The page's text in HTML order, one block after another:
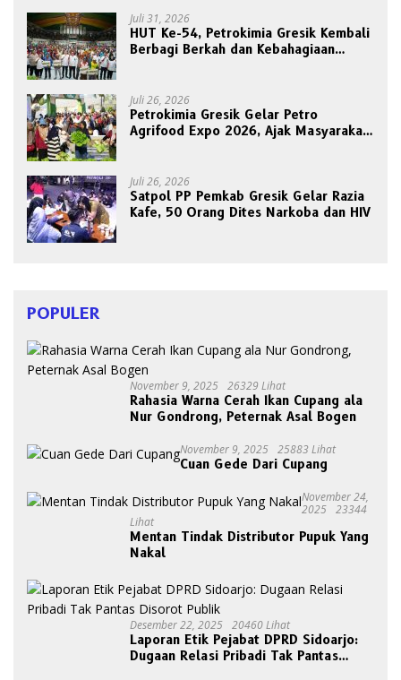
Juli 31, 2026
HUT Ke-54, Petrokimia Gresik Kembali
Berbagi Berkah dan Kebahagiaan
Juli 26, 2026
Petrokimia Gresik Gelar Petro
Agrifood Expo 2026, Ajak Masyarakat
Juli 26, 2026
Satpol PP Pemkab Gresik Gelar Razia
Kafe, 50 Orang Dites Narkoba dan HIV
POPULER
November 9, 2025 26329 Lihat
Rahasia Warna Cerah Ikan Cupang ala
Nur Gondrong, Peternak Asal Bogen
November 9, 2025 25883 Lihat
Cuan Gede Dari Cupang
November 24,
2025 23344
Lihat
Mentan Tindak Distributor Pupuk Yang
Nakal
Desember 22, 2025 20460 Lihat
Laporan Etik Pejabat DPRD Sidoarjo:
Dugaan Relasi Pribadi Tak Pantas